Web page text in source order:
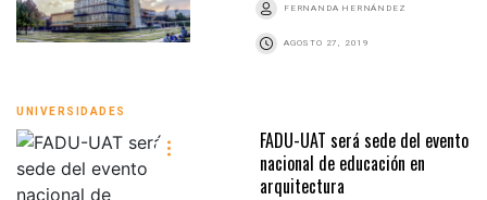
FERNANDA HERNÁNDEZ
AGOSTO 27, 2019
UNIVERSIDADES
FADU-UAT será sede del evento
nacional de educación en
arquitectura